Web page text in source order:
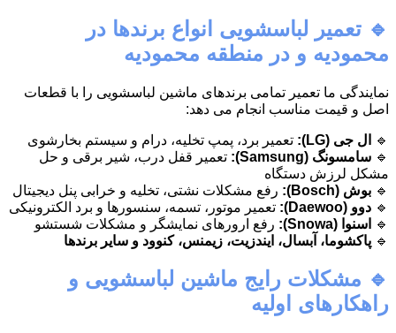
🔹 تعمیر لباسشویی انواع برندها در
محمودیه و در منطقه محمودیه
نمایندگی ما تعمیر تمامی برندهای ماشین لباسشویی را با قطعات
اصل و قیمت مناسب انجام می دهد:
🔹 ال جی (LG):
تعمیر برد، پمپ تخلیه، درام و سیستم بخارشوی
🔹 سامسونگ (Samsung):
تعمیر قفل درب، شیر برقی و حل
مشکل لرزش دستگاه
🔹 بوش (Bosch):
رفع مشکلات نشتی، تخلیه و خرابی پنل دیجیتال
🔹 دوو (Daewoo):
تعمیر موتور، تسمه، سنسورها و برد الکترونیکی
🔹
اسنوا (Snowa):
رفع ارورهای نمایشگر و مشکلات شستشو
🔹 پاکشوما، آبسال، ایندزیت، زیمنس، کنوود و سایر برندها
🔹 مشکلات رایج ماشین لباسشویی و
راهکارهای اولیه